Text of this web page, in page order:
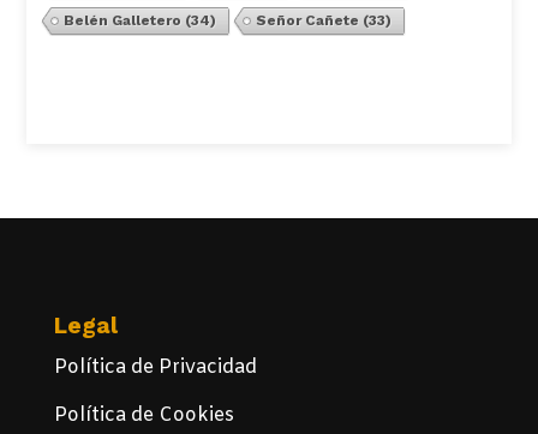
Belén Galletero (34) Señor Cañete (33)
Legal
Política de Privacidad
Política de Cookies